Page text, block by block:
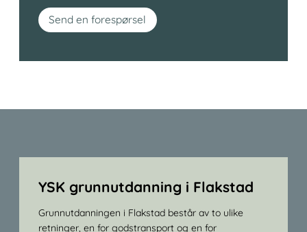
Send en forespørsel
YSK grunnutdanning i Flakstad
Grunnutdanningen i Flakstad består av to ulike
retninger, en for godstransport og en for